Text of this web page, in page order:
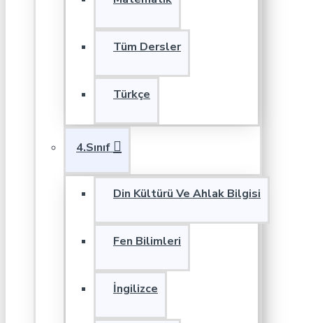
Tüm Dersler
Türkçe
4.Sınıf
Din Kültürü Ve Ahlak Bilgisi
Fen Bilimleri
İngilizce